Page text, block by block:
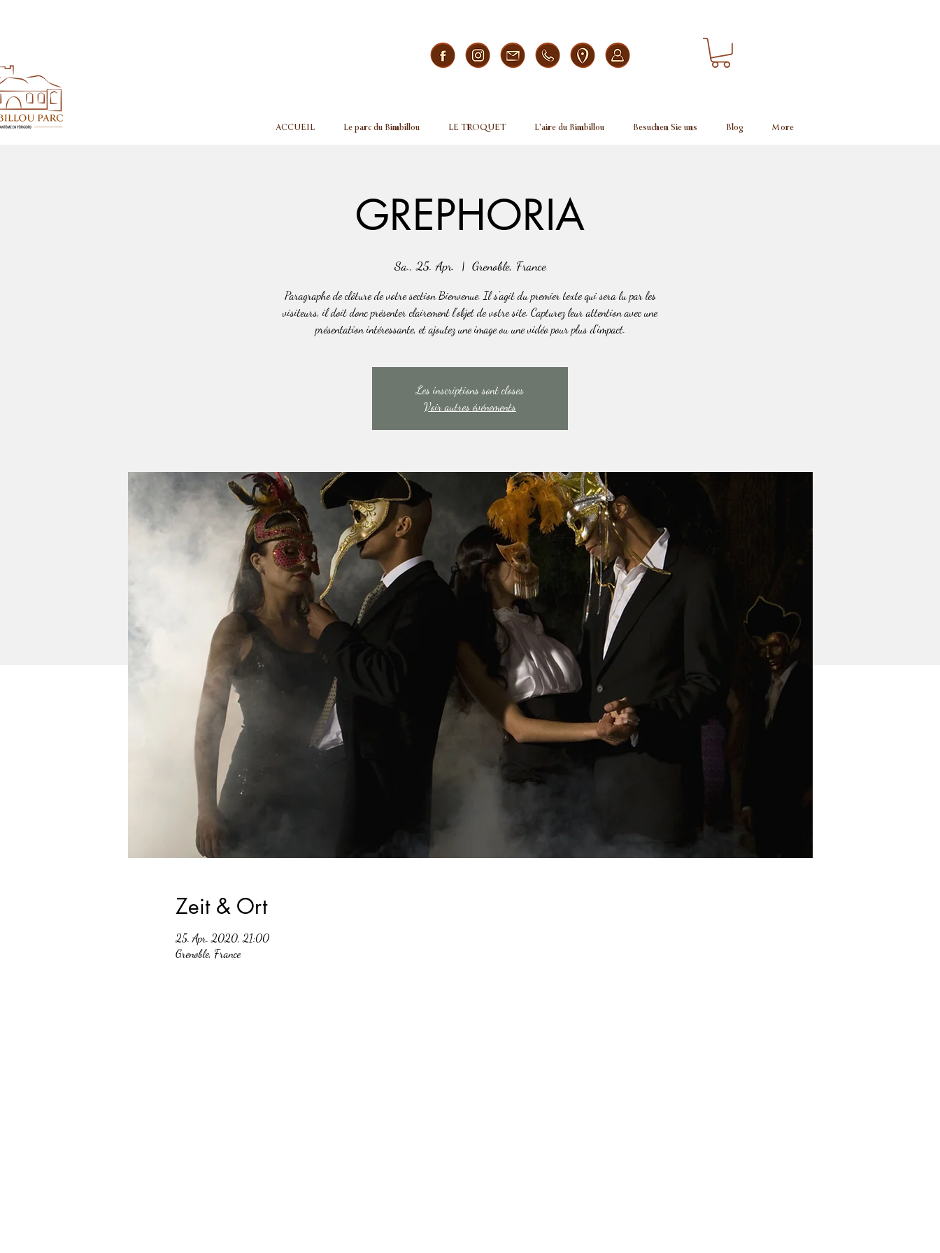
ACCUEIL Le parc du Bimbillou LE TROQUET L'aire du Bimbillou Besuchen Sie uns Blog More
GREPHORIA
Sa., 25. Apr.
  |
Grenoble, France
Paragraphe de clôture de votre section Bienvenue. Il s'agit du premier texte qui sera lu par les
visiteurs, il doit donc présenter clairement l'objet de votre site. Capturez leur attention avec une
présentation intéressante, et ajoutez une image ou une vidéo pour plus d'impact.
Les inscriptions sont closes
Voir autres événements
Zeit & Ort
25. Apr. 2020, 21:00
Grenoble, France